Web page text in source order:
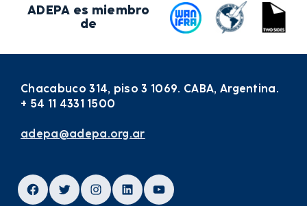
ADEPA es miembro
de
Chacabuco 314, piso 3 1069. CABA, Argentina.
+ 54 11 4331 1500
adepa@adepa.org.ar
Facebook
TwitterInstagram
LinkedInYouTube